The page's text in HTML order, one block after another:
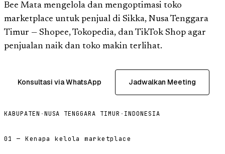
Bee Mata mengelola dan mengoptimasi toko
marketplace untuk penjual di Sikka, Nusa Tenggara
Timur — Shopee, Tokopedia, dan TikTok Shop agar
penjualan naik dan toko makin terlihat.
Konsultasi via WhatsApp Jadwalkan Meeting
KABUPATEN ·NUSA TENGGARA TIMUR · INDONESIA
01 — Kenapa kelola marketplace